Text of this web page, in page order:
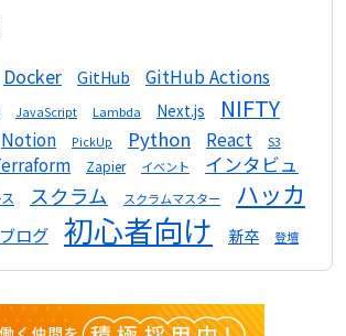
Docker GitHub GitHub Actions
JavaScript Lambda Next.js
NIFTY
Notion PickUp Python React S3
Zapier イベント
インタビュ
スクラム スクラムマスター
ハッカ
ログ 初心者向け 新卒 登壇